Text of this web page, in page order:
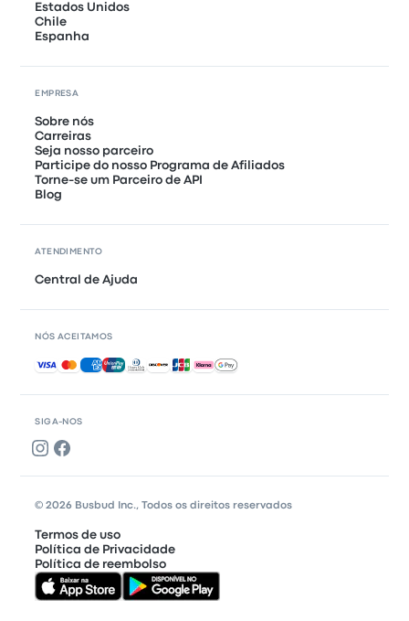
SIGA-NOS
Estados Unidos
Chile
Espanha
EMPRESA
Sobre nós
Carreiras
Seja nosso parceiro
Participe do nosso Programa de Afiliados
Torne-se um Parceiro de API
Blog
ATENDIMENTO
Central de Ajuda
NÓS ACEITAMOS
Pagamentos aceitos
© 2026 Busbud Inc., Todos os direitos reservados
Termos de uso
Política de Privacidade
Política de reembolso